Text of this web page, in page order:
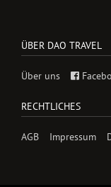
ÜBER DAO TRAVEL
Über uns
RECHTLICHES
AGB Impressum